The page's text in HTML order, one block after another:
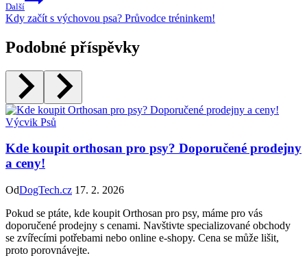
Další
Kdy začít s výchovou psa? Průvodce tréninkem!
Podobné příspěvky
Výcvik Psů
Kde koupit orthosan pro psy? Doporučené prodejny
a ceny!
OdDogTech.cz 17. 2. 2026
Pokud se ptáte, kde koupit Orthosan pro psy, máme pro vás
doporučené prodejny s cenami. Navštivte specializované obchody
se zvířecími potřebami nebo online e-shopy. Cena se může lišit,
proto porovnávejte.